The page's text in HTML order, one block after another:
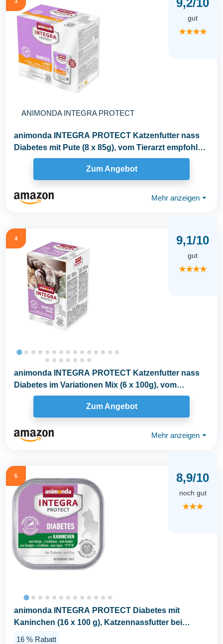
ANIMONDA INTEGRA PROTECT
9,2/10
gut
★★★★
animonda INTEGRA PROTECT Katzenfutter nass
Diabetes mit Pute (8 x 85g), vom Tierarzt empfohlen
Zum Angebot
Mehr anzeigen ⏷
4 9,1/10
gut
★★★★
animonda INTEGRA PROTECT Katzenfutter nass
Diabetes im Variationen Mix (6 x 100g), vom
Tierarzt...
Zum Angebot
Mehr anzeigen ⏷
5 8,9/10
noch gut
★★★
animonda INTEGRA PROTECT Diabetes mit
Kaninchen (16 x 100 g), Katzennassfutter bei
16 % Rabatt